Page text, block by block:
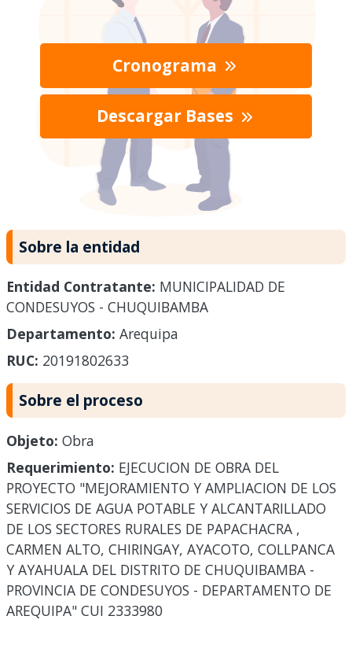
Cronograma
Descargar Bases
Sobre la entidad
Entidad Contratante: MUNICIPALIDAD DE
CONDESUYOS - CHUQUIBAMBA
Departamento: Arequipa
RUC: 20191802633
Sobre el proceso
Objeto: Obra
Requerimiento: EJECUCION DE OBRA DEL
PROYECTO "MEJORAMIENTO Y AMPLIACION DE LOS
SERVICIOS DE AGUA POTABLE Y ALCANTARILLADO
DE LOS SECTORES RURALES DE PAPACHACRA ,
CARMEN ALTO, CHIRINGAY, AYACOTO, COLLPANCA
Y AYAHUALA DEL DISTRITO DE CHUQUIBAMBA -
PROVINCIA DE CONDESUYOS - DEPARTAMENTO DE
AREQUIPA" CUI 2333980